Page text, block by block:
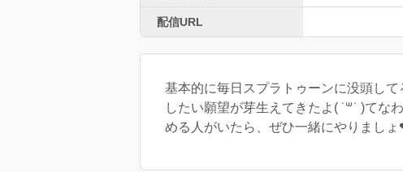
配信URL
基本的に毎日スプラトゥーンに没頭し
したい願望が芽生えてきたよ( ˙꒳​˙ )て
める人がいたら、ぜひ一緒にやりまし